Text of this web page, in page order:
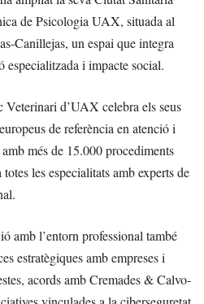
de Psicologia UAX, situada al
Canillejas, un espai que integra
especialitzada i impacte social.
d’UAX celebra els seus
de referència en atenció i
més de 15.000 procediments
les especialitats amb experts de
amb l’entorn professional també
estratègiques amb empreses i
acords amb Cremades & Calvo-